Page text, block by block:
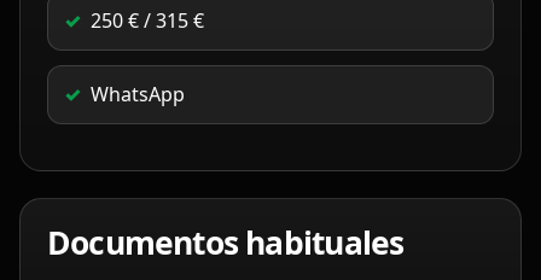
250 € / 315 €
WhatsApp
Documentos habituales